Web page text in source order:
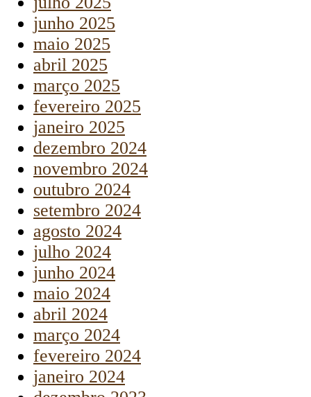
junho 2025
maio 2025
abril 2025
março 2025
fevereiro 2025
janeiro 2025
dezembro 2024
novembro 2024
outubro 2024
setembro 2024
agosto 2024
julho 2024
junho 2024
maio 2024
abril 2024
março 2024
fevereiro 2024
janeiro 2024